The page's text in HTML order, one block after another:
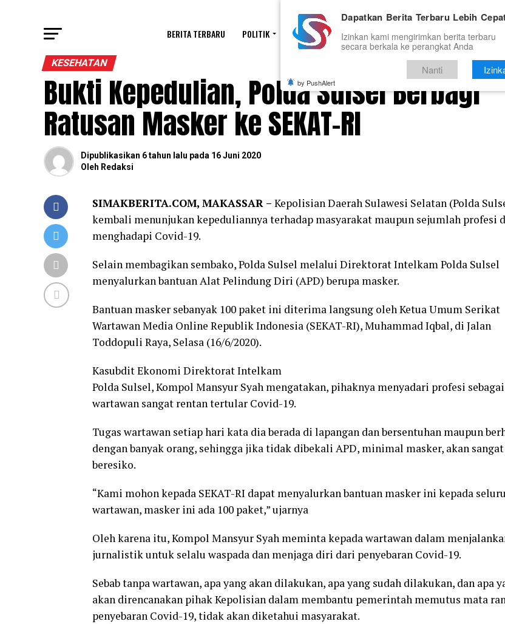
BERITA TERBARU POLITIK HUKUM PENDIDIKAN OLAHRAGA OPINI TNI
KESEHATAN
Bukti Kepedulian, Polda Sulsel Berbagi
Ratusan Masker ke SEKAT-RI
Dipublikasikan 6 tahun lalu pada 16 Juni 2020
Oleh Redaksi
SIMAKBERITA.COM, MAKASSAR – Kepolisian Daerah Sulawesi Selatan (Polda
kembali menunjukan kepeduliannya terhadap masyarakat maupun sejumlah profesi
menghadapi Covid-19.
Selain membagikan sembako, Polda Sulsel melalui Direktorat Intelkam Polda Sulsel
menyalurkan bantuan Alat Pelindung Diri (APD) berupa masker.
Bantuan masker sebanyak 100 paket ini diterima langsung oleh Ketua Umum Serikat
Wartawan Media Online Republik Indonesia (SEKAT-RI), Muhammad Iqbal, di Jalan
Toddopuli Raya, Selasa (16/6/2020).
Kasubdit Ekonomi Direktorat Intelkam
Polda Sulsel, Kompol Mansyur Syah mengatakan, pihaknya menyadari profesi sebagai
wartawan sangat rentan tertular Covid-19.
Tugas wartawan setiap hari kata dia berada di lapangan dan bersentuhan maupun
dengan banyak orang, sehingga jika tidak dibekali APD, minimal masker, akan sangat
beresiko.
“Kami mohon kepada SEKAT-RI dapat menyalurkan bantuan masker ini kepada
wartawan, masker ini ada 100 paket,” ujarnya
Oleh karena itu, Kompol Mansyur Syah meminta kepada wartawan dalam
jurnalistik untuk selalu waspada dan menjaga diri dari penyebaran Covid-19.
Sebab tanpa wartawan, apa yang akan dilakukan, apa yang sudah dilakukan, dan apa
akan direncanakan pihak Kepolisian dalam membantu pemerintah memutus mata
penyebaran Covid-19, tidak akan diketahui masyarakat.
Dapatkan Berita Terbaru Lebih
Izinkan kami mengirimkan berita terbaru
secara berkala ke perangkat Anda
Nanti
by PushAlert